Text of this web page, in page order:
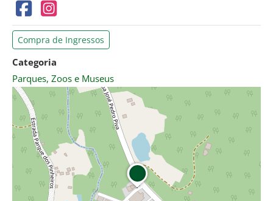
Compra de Ingressos
Categoria
Parques, Zoos e Museus